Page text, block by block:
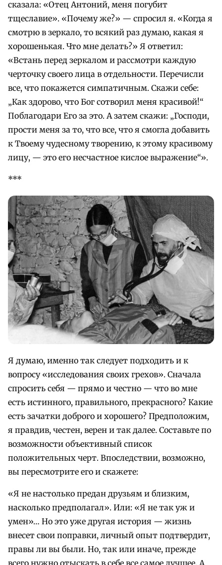
сказала: «Отец Антоний, меня погубит
тщеславие». «Почему же?» — спросил я. «Когда я
смотрю в зеркало, то всякий раз думаю, какая я
хорошенькая. Что мне делать?» Я ответил:
«Встань перед зеркалом и рассмотри каждую
черточку своего лица в отдельности. Перечисли
все, что покажется симпатичным. Скажи себе:
„Как здорово, что Бог сотворил меня красивой!“
Поблагодари Его за это. А затем скажи: „Господи,
прости меня за то, что все, что я смогла добавить
к Твоему чудесному творению, к этому красивому
лицу, — это его несчастное кислое выражение“».
***
Я думаю, именно так следует подходить и к
вопросу «исследования своих грехов». Сначала
спросить себя — прямо и честно — что во мне
есть истинного, правильного, прекрасного? Какие
есть зачатки доброго и хорошего? Предположим,
я правдив, честен, верен и так далее. Составьте по
возможности объективный список
положительных черт. Впоследствии, возможно,
вы пересмотрите его и скажете:
«Я не настолько предан друзьям и близким,
насколько предполагал». Или: «Я не так уж и
умен»… Но это уже другая история — жизнь
внесет свои поправки, личный опыт подтвердит,
правы ли вы были. Но, так или иначе, прежде
всего нужно отыскать в себе все самое лучшее. А